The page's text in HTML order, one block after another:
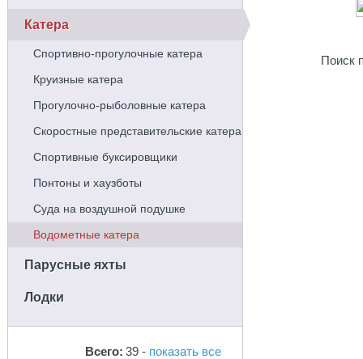
Катера
Спортивно-прогулочные катера
Круизные катера
Прогулочно-рыболовные катера
Скоростные представительские катера
Спортивные буксировщики
Понтоны и хаузботы
Cуда на воздушной подушке
Водометные катера
Парусные яхты
Лодки
Всего: 39 - показать все
Поиск